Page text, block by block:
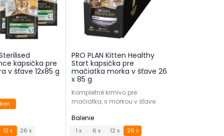
kapsička pre
v šťave 12x85 g
12 x 26 x
PRO PLAN Kitten Healthy
Start kapsička pre
mačiatka morka v šťave 26
x 85 g
Kompletné krmivo pre
mačiatka, s morkou v šťave.
Balenie
1 x 6 x 12 x 26 x